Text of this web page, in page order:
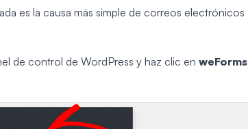
es la causa más simple de correos electrónicos
de control de WordPress y haz clic en weForms